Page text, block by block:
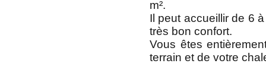
m².
Il peut accueillir de 6
très bon confort.
Vous êtes
terrain et de votre